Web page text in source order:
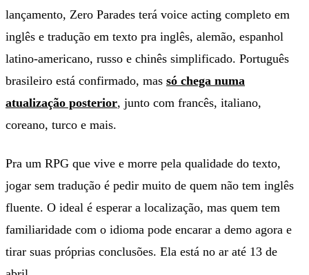
lançamento, Zero Parades terá voice acting completo em
inglês e tradução em texto pra inglês, alemão, espanhol
latino-americano, russo e chinês simplificado. Português
brasileiro está confirmado, mas só chega numa
atualização posterior, junto com francês, italiano,
coreano, turco e mais.
Pra um RPG que vive e morre pela qualidade do texto,
jogar sem tradução é pedir muito de quem não tem inglês
fluente. O ideal é esperar a localização, mas quem tem
familiaridade com o idioma pode encarar a demo agora e
tirar suas próprias conclusões. Ela está no ar até 13 de